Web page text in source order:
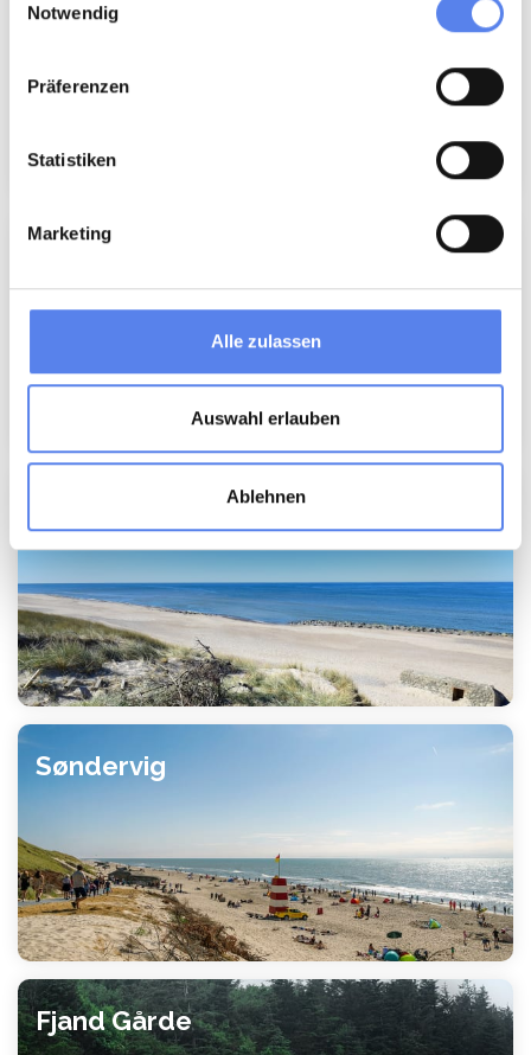
Notwendig
Präferenzen
Statistiken
Marketing
Alle zulassen
Auswahl erlauben
Ablehnen
Søndervig
Fjand Gårde